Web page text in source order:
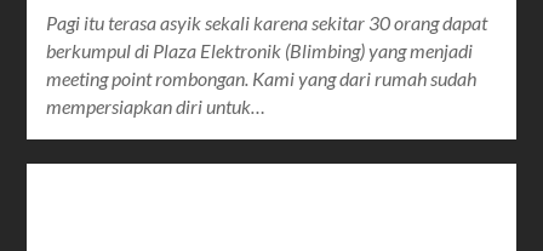
Pagi itu terasa asyik sekali karena sekitar 30 orang dapat
berkumpul di Plaza Elektronik (Blimbing) yang menjadi
meeting point rombongan. Kami yang dari rumah sudah
mempersiapkan diri untuk…